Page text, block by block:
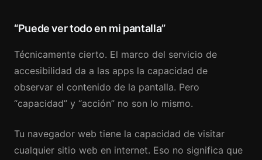
“Puede ver todo en mi pantalla”
Técnicamente cierto. El marco del servicio de
accesibilidad da a las apps la capacidad de
observar el contenido de la pantalla. Pero
“capacidad” y “acción” no son lo mismo.
Tu navegador web tiene la capacidad de visitar
cualquier sitio web en internet. Eso no significa que